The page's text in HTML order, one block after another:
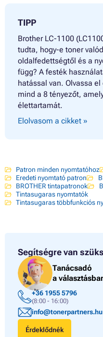
TIPP
Brother LC-1100
tudta, hogy-e toner
oldalfedettségtől és a
függ? A festék
hatással van. Olvassa
mind a 8 tényezőt,
élettartamát.
Elolvasom a cikket »
Patron minden nyomtatóhoz
Eredeti nyomtató patron
BROTHER tintapatronok
Tintasugaras nyomtatók
Tintasugaras többfunkciós
Segítségre van
Tanácsadó
a
+36 1955 5796
(8:00 - 16:00)
info@tonerpartners.hu
Érdeklődnék